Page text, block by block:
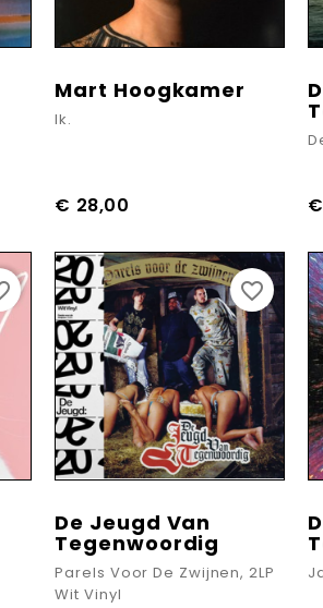
Mart Hoogkamer
Ik.
€ 28,00
favorite_border
De Jeugd Van
Tegenwoordig
Parels Voor De Zwijnen, 2LP
Wit Vinyl